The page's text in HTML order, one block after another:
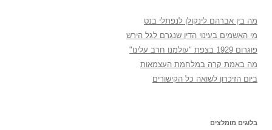
מה בין אברהם לינקולן לנפתלי בנט
מי האשמים בעינוי הדין שנגרם לגל הירש
פוגרום 1929 בצפת "עולמנו חרב עלינו"
מה באמת קרה במלחמת העצמאות
ביום הזיכרון לשואה כל הקישורים
בלוגים מומלצים